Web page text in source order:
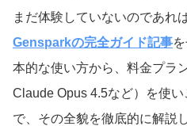
まだ体験していないのであれ
Gensparkの完全ガイド記事
本的な使い方から、料金プラ
Claude Opus 4.5など）を使
で、その全貌を徹底的に解説